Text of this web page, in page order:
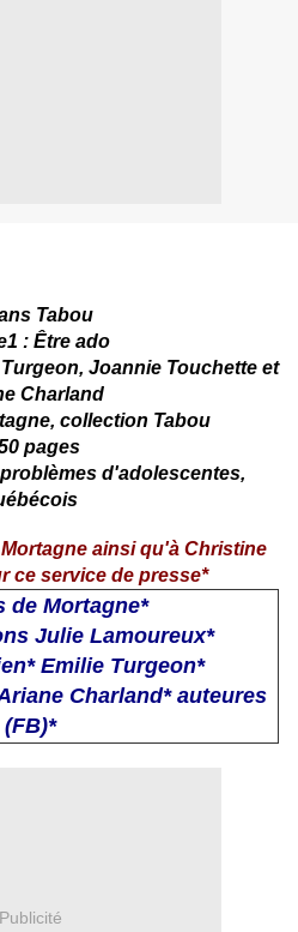
Tabou
: Être ado
Joannie Touchette et
Charland
collection Tabou
pages
d'adolescentes,
ainsi qu'à Christine
ce service de presse*
de Mortagne*
Julie Lamoureux*
* Emilie Turgeon*
Charland* auteures
(FB)*
Publicité